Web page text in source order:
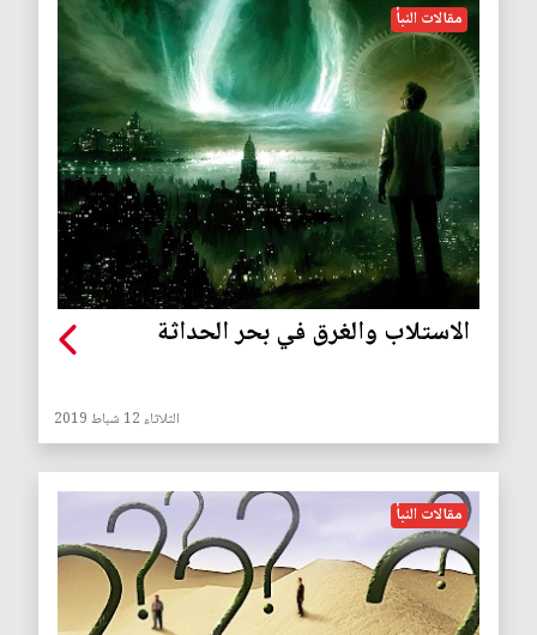
مقالات النبأ
الاستلاب والغرق في بحر الحداثة
الثلاثاء 12 شباط 2019
مقالات النبأ